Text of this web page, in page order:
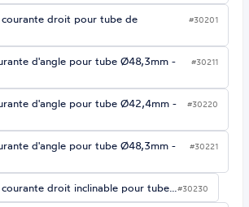
droit pour tube de
#30201
d'angle pour tube Ø48,3mm -
#30211
d'angle pour tube Ø42,4mm -
#30220
d'angle pour tube Ø48,3mm -
#30221
droit inclinable pour tube…#30230